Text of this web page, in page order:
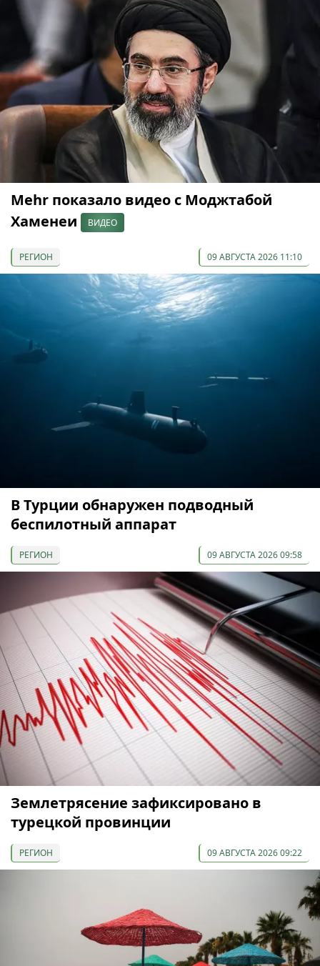
Mehr показало видео с Моджтабой
Хаменеи
ВИДЕО
РЕГИОН 09 АВГУСТА 2026 11:10
В Турции обнаружен подводный
беспилотный аппарат
РЕГИОН 09 АВГУСТА 2026 09:58
Землетрясение зафиксировано в
турецкой провинции
РЕГИОН 09 АВГУСТА 2026 09:22